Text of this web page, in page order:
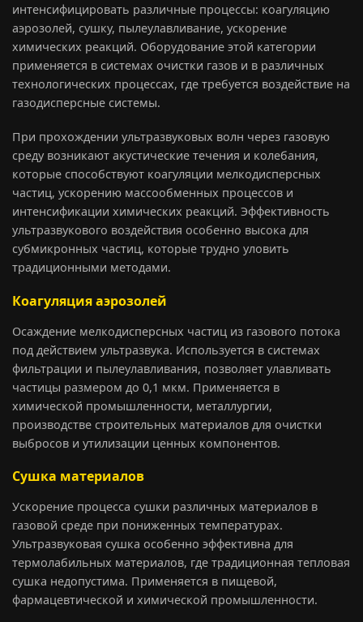
интенсифицировать различные процессы: коагуляцию
аэрозолей, сушку, пылеулавливание, ускорение
химических реакций. Оборудование этой категории
применяется в системах очистки газов и в различных
технологических процессах, где требуется воздействие на
газодисперсные системы.
При прохождении ультразвуковых волн через газовую
среду возникают акустические течения и колебания,
которые способствуют коагуляции мелкодисперсных
частиц, ускорению массообменных процессов и
интенсификации химических реакций. Эффективность
ультразвукового воздействия особенно высока для
субмикронных частиц, которые трудно уловить
традиционными методами.
Коагуляция аэрозолей
Осаждение мелкодисперсных частиц из газового потока
под действием ультразвука. Используется в системах
фильтрации и пылеулавливания, позволяет улавливать
частицы размером до 0,1 мкм. Применяется в
химической промышленности, металлургии,
производстве строительных материалов для очистки
выбросов и утилизации ценных компонентов.
Сушка материалов
Ускорение процесса сушки различных материалов в
газовой среде при пониженных температурах.
Ультразвуковая сушка особенно эффективна для
термолабильных материалов, где традиционная тепловая
сушка недопустима. Применяется в пищевой,
фармацевтической и химической промышленности.